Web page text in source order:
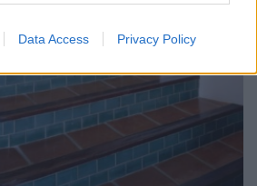
Data Access Privacy Policy